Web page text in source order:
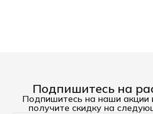
Подпишитесь на
Подпишитесь на наши акции
получите скидку на